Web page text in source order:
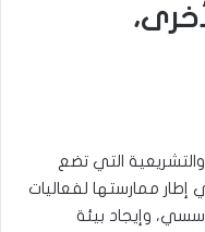
التي تضع
ممارستها لفعاليات
وإيجاد بيئة